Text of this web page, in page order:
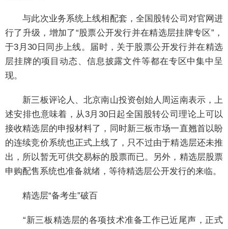
与此次业务系统上线相配套，全国股转公司对官网进
行了升级，增加了“股票公开发行并在精选层挂牌专区”，
于3月30日同步上线。届时，关于股票公开发行并在精选
层挂牌的项目动态、信息披露文件等都在专区中集中呈
现。
新三板评论人、北京南山投资创始人周运南表示，上
述安排也意味着，从3月30日起全国股转公司理论上可以
接收精选层的申报材料了，同时新三板市场一直翘首以盼
的连续竞价系统也正式上线了，只不过由于精选层还未推
出，所以暂无可供交易标的股票而已。另外，精选层股票
申购配售系统也准备就绪，等待精选层公开发行的来临。
精选层“备考生”破百
“新三板精选层的各项技术准备工作已近尾声，正式